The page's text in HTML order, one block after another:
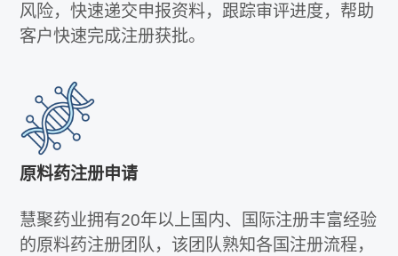
风险，快速递交申报资料，跟踪审评进度，帮助
客户快速完成注册获批。
原料药注册申请
慧聚药业拥有20年以上国内、国际注册丰富经验
的原料药注册团队，该团队熟知各国注册流程，